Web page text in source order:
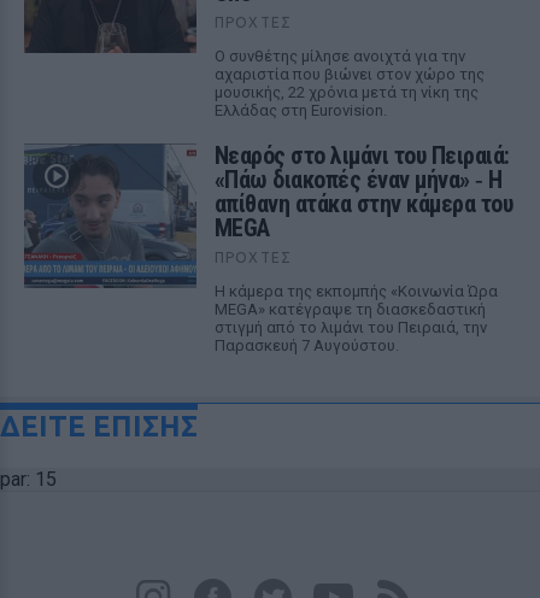
ΠΡΟΧΤΈΣ
Ο συνθέτης μίλησε ανοιχτά για την
αχαριστία που βιώνει στον χώρο της
μουσικής, 22 χρόνια μετά τη νίκη της
Ελλάδας στη Eurovision.
Νεαρός στο λιμάνι του Πειραιά:
«Πάω διακοπές έναν μήνα» ‑ Η
απίθανη ατάκα στην κάμερα του
MEGA
ΠΡΟΧΤΈΣ
Η κάμερα της εκπομπής «Κοινωνία Ώρα
MEGA» κατέγραψε τη διασκεδαστική
στιγμή από το λιμάνι του Πειραιά, την
Παρασκευή 7 Αυγούστου.
ΔΕΙΤΕ ΕΠΙΣΗΣ
par: 15